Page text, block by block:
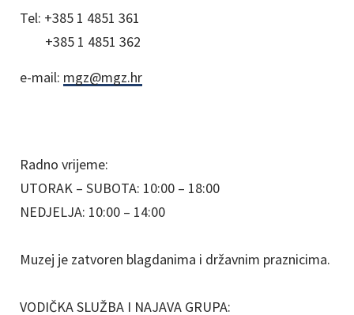
Tel: +385 1 4851 361
+385 1 4851 362
e-mail: mgz@mgz.hr
Radno vrijeme:
UTORAK – SUBOTA: 10:00 – 18:00
NEDJELJA: 10:00 – 14:00
Muzej je zatvoren blagdanima i državnim praznicima.
VODIČKA SLUŽBA I NAJAVA GRUPA: